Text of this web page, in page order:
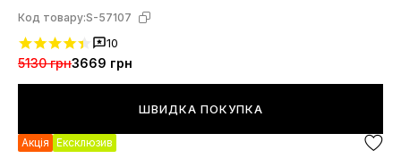
Код товару:S-57107
10
5130 грн3669 грн
ШВИДКА ПОКУПКА
Акція Ексклюзив